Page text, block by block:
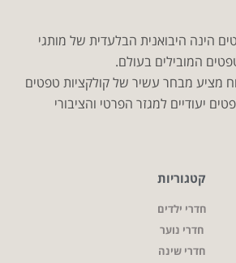
הינה היבואנית הבלעדית של מותגי
המובילים בעולם.
מציע מבחר עשיר של קולקציות טפטים
יעודיים למגזר הפרטי והציבורי
קטגוריות
חדרי ילדים
חדרי נוער
חדרי שינה